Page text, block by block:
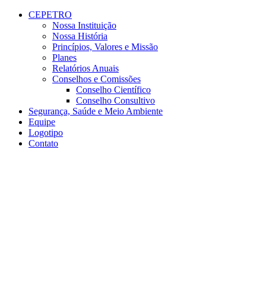
Conteúdo principal
CEPETRO
Nossa Instituição
Nossa História
Princípios, Valores e Missão
Planes
Relatórios Anuais
Conselhos e Comissões
Conselho Científico
Conselho Consultivo
Segurança, Saúde e Meio Ambiente
Equipe
Logotipo
Contato